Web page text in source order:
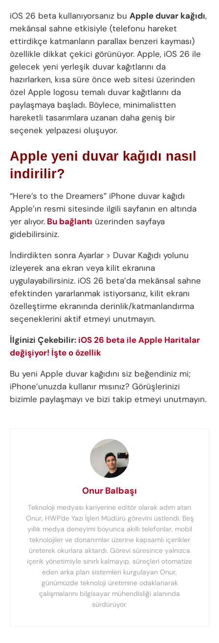
iOS 26 beta kullanıyorsanız bu Apple duvar kağıdı,
mekânsal sahne etkisiyle (telefonu hareket
ettirdikçe katmanların parallax benzeri kayması)
özellikle dikkat çekici görünüyor. Apple, iOS 26 ile
gelecek yeni yerleşik duvar kağıtlarını da
hazırlarken, kısa süre önce web sitesi üzerinden
özel Apple logosu temalı duvar kağıtlarını da
paylaşmaya başladı. Böylece, minimalistten
hareketli tasarımlara uzanan daha geniş bir
seçenek yelpazesi oluşuyor.
Apple yeni duvar kağıdı nasıl
indirilir?
“Here’s to the Dreamers” iPhone duvar kağıdı
Apple’ın resmi sitesinde ilgili sayfanın en altında
yer alıyor. Bu bağlantı üzerinden sayfaya
gidebilirsiniz.
İndirdikten sonra Ayarlar > Duvar Kağıdı yolunu
izleyerek ana ekran veya kilit ekranına
uygulayabilirsiniz. iOS 26 beta’da mekânsal sahne
efektinden yararlanmak istiyorsanız, kilit ekranı
özelleştirme ekranında derinlik/katmanlandırma
seçeneklerini aktif etmeyi unutmayın.
İlginizi Çekebilir: iOS 26 beta ile Apple Haritalar
değişiyor! İşte o özellik
Bu yeni Apple duvar kağıdını siz beğendiniz mi;
iPhone’unuzda kullanır mısınız? Görüşlerinizi
bizimle paylaşmayı ve bizi takip etmeyi unutmayın.
Onur Balbaşı
Teknoloji medyası kariyerine editör olarak adım atan
Onur, HWP'de Yazı İşleri Müdürü görevini üstlendi. Beş
yıllık medya deneyimi boyunca akıllı telefonlar, mobil
teknolojiler ve donanımlar üzerine kapsamlı içerikler
üreterek okurlara aktardı. Görevi süresince yalnızca
içerik yönetimiyle sınırlı kalmayıp, süreçleri otomatize
eden arka plan sistemleri kurgulayan Onur,
günümüzde teknoloji üretimine odaklanarak
çalışmalarını bilgisayar mühendisliği alanında
sürdürüyor.